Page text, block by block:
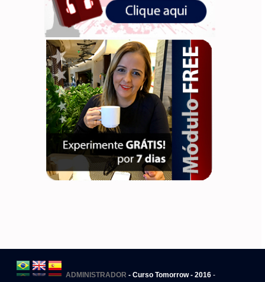
ADMINISTRADOR - Curso Tomorrow - 2016 -